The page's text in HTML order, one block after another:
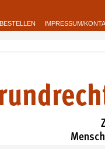
BESTELLEN IMPRESSUM/